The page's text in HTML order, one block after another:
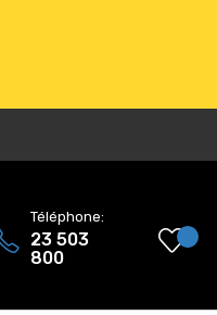
Téléphone:
23 503
800